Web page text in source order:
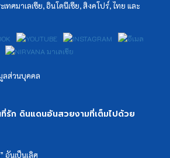
เร่งด่วน ต้องรีบแก้ไข
ำหรับบุคคล VIP
ลก อยู่ที่ไหน?
ทศมาเลเซีย, อินโดนีเซีย, สิงคโปร์, ไทย และ
ลส่วนบุคคล
รัก ดินแดนอันสวยงามที่เต็มไปด้วย
อันเป็นเลิศ